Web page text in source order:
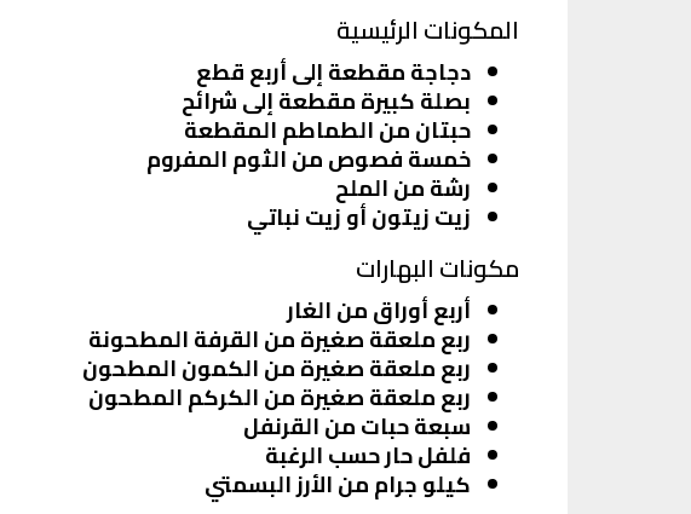
المكونات الرئيسية
دجاجة مقطعة إلى أربع قطع
بصلة كبيرة مقطعة إلى شرائح
حبتان من الطماطم المقطعة
خمسة فصوص من الثوم المفروم
رشة من الملح
زيت زيتون أو زيت نباتي
مكونات البهارات
أربع أوراق من الغار
ربع ملعقة صغيرة من القرفة المطحونة
ربع ملعقة صغيرة من الكمون المطحون
ربع ملعقة صغيرة من الكركم المطحون
سبعة حبات من القرنفل
فلفل حار حسب الرغبة
كيلو جرام من الأرز البسمتي